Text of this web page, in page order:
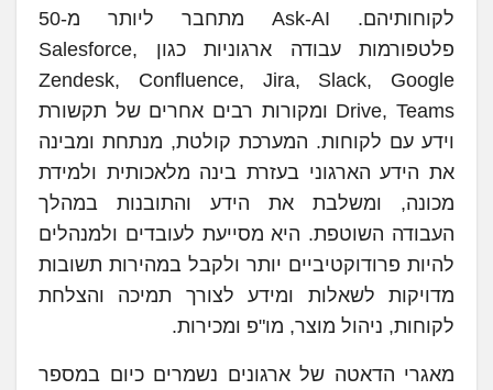
לקוחותיהם. Ask-AI מתחבר ליותר מ-50
פלטפורמות עבודה ארגוניות כגון Salesforce,
Zendesk, Confluence, Jira, Slack, Google
Drive, Teams ומקורות רבים אחרים של תקשורת
וידע עם לקוחות. המערכת קולטת, מנתחת ומבינה
את הידע הארגוני בעזרת בינה מלאכותית ולמידת
מכונה, ומשלבת את הידע והתובנות במהלך
העבודה השוטפת. היא מסייעת לעובדים ולמנהלים
להיות פרודוקטיביים יותר ולקבל במהירות תשובות
מדויקות לשאלות ומידע לצורך תמיכה והצלחת
לקוחות, ניהול מוצר, מו"פ ומכירות.
מאגרי הדאטה של ארגונים נשמרים כיום במספר